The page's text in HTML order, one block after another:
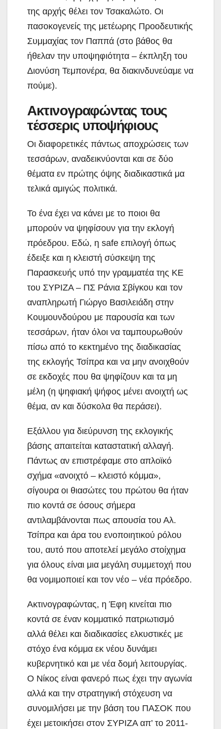
της αρχής θέλει τον Τσακαλώτο. Οι
πασοκογενείς της μετέωρης Προοδευτικής
Συμμαχίας τον Παππά (στο βάθος θα
ήθελαν την υποψηφιότητα – έκπληξη του
Διονύση Τεμπονέρα, θα διακινδυνεύαμε να
πούμε).
Ακτινογραφώντας τους
τέσσερις υποψήφιους
Οι διαφορετικές πάντως αποχρώσεις των
τεσσάρων, αναδεικνύονται και σε δύο
θέματα εν πρώτης όψης διαδικαστικά μα
τελικά αμιγώς πολιτικά.
Το ένα έχει να κάνει με το ποιοι θα
μπορούν να ψηφίσουν για την εκλογή
πρόεδρου. Εδώ, η safe επιλογή όπως
έδειξε και η κλειστή σύσκεψη της
Παρασκευής υπό την γραμματέα της ΚΕ
του ΣΥΡΙΖΑ – ΠΣ Ράνια Σβίγκου και τον
αναπληρωτή Γιώργο Βασιλειάδη στην
Κουμουνδούρου με παρουσία και των
τεσσάρων, ήταν όλοι να ταμπουρωθούν
πίσω από το κεκτημένο της διαδικασίας
της εκλογής Τσίπρα και να μην ανοιχθούν
σε εκδοχές που θα ψηφίζουν και τα μη
μέλη (η ψηφιακή ψήφος μένει ανοιχτή ως
θέμα, αν και δύσκολα θα περάσει).
Εξάλλου για διεύρυνση της εκλογικής
βάσης απαιτείται καταστατική αλλαγή.
Πάντως αν επιστρέφαμε στο απλοϊκό
σχήμα «ανοιχτό – κλειστό κόμμα»,
σίγουρα οι θιασώτες του πρώτου θα ήταν
πιο κοντά σε όσους σήμερα
αντιλαμβάνονται πως απουσία του Αλ.
Τσίπρα και άρα του ενοποιητικού ρόλου
του, αυτό που αποτελεί μεγάλο στοίχημα
για όλους είναι μια μεγάλη συμμετοχή που
θα νομιμοποιεί και τον νέο – νέα πρόεδρο.
Ακτινογραφώντας, η Έφη κινείται πιο
κοντά σε έναν κομματικό πατριωτισμό
αλλά θέλει και διαδικασίες ελκυστικές με
στόχο ένα κόμμα εκ νέου δυνάμει
κυβερνητικό και με νέα δομή λειτουργίας.
Ο Νίκος είναι φανερό πως έχει την αγωνία
αλλά και την στρατηγική στόχευση να
συνομιλήσει με την βάση του ΠΑΣΟΚ που
έχει μετοικήσει στον ΣΥΡΙΖΑ απ’ το 2011-